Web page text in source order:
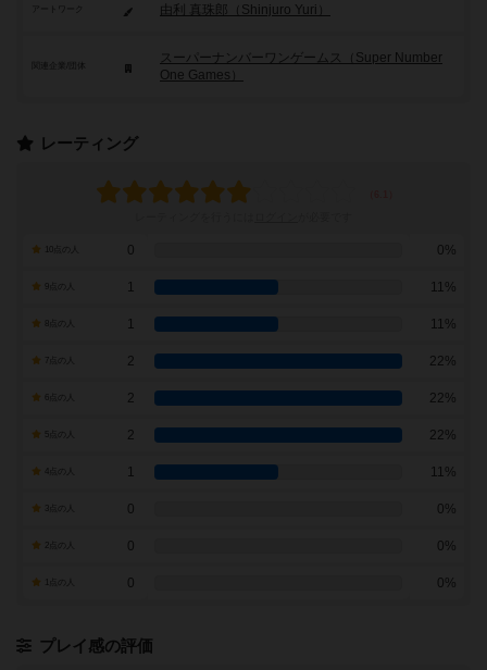
アートワーク 由利 真珠郎（Shinjuro Yuri）
スーパーナンバーワンゲームス（Super Number
One Games）
レーティング
0 0%
1 11%
1 11%
7点の人 2 22%
2 22%
2 22%
1 11%
0 0%
0 0%
0 0%
プレイ感の評価